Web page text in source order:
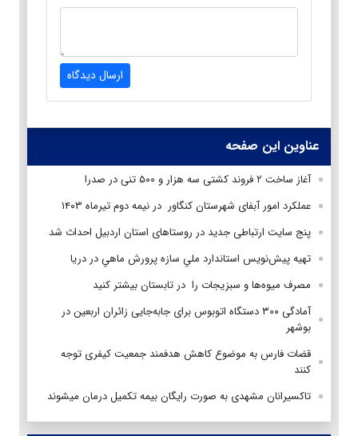
ارسال دیدگاه
عناوین این صفحه
آغاز ساخت ۲ فروند کشتی سه هزار و ۵۰۰ تنی در صدرا
عملکرد امور آبفای شهرستان کنگاور در نیمه دوم تیرماه ۱۴۰۳
پنج سایت ارتباطی جدید در روستاهای استان اردبیل احداث شد
تهيه پيش‌نويس استاندارد ملي سازه پرورش ماهي در دريا
مصرف میوه‌ها و سبزیجات را در تابستان بیشتر کنید
آمادگی ۳۰۰ دستگاه اتوبوس برای جابه‌جایی زائران اربعین در
بوشهر
قضات فارس به موضوع کاهش هدفمند جمعیت کیفری توجه
کنند
تاکسیرانان مشهدی به‌ صورت رایگان بیمه تکمیل درمان می‎شوند